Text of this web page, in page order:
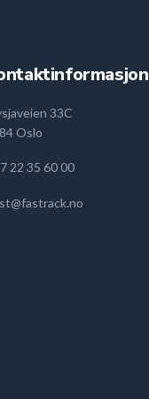
33C
Oslo
22 35 60 00